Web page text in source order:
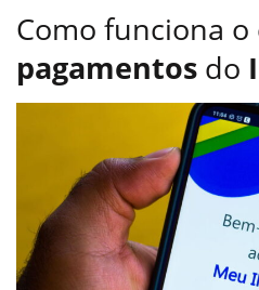
Como funciona
pagamentos do